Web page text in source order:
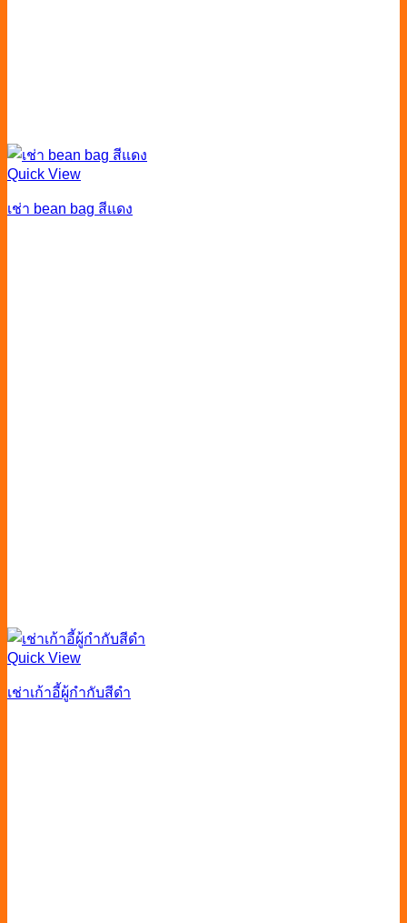
Quick View
เช่า bean bag สีแดง
Quick View
เช่าเก้าอี้ผู้กํากับสีดำ